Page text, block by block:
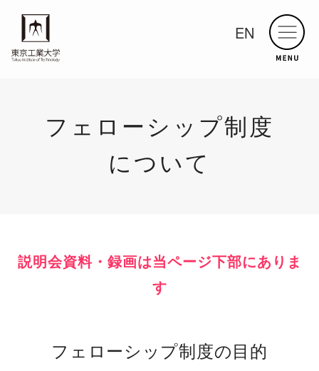
EN
フェローシップ制度
について
説明会資料・録画は当ページ下部にありま
す
フェローシップ制度の⽬的